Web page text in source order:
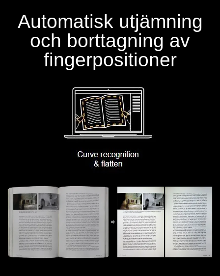
Automatisk utjämning
och borttagning av
fingerpositioner